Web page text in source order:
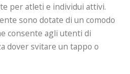
per atleti e individui attivi.
sono dotate di un comodo
consente agli utenti di
dover svitare un tappo o